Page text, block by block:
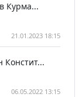
Курма...
21.01.2023 18:15
06.05.2022 13:15